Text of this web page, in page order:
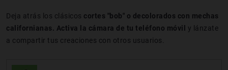
Deja atrás los clásicos cortes "bob" o decolorados con mechas
californianas. Activa la cámara de tu teléfono móvil
y lánzate
a compartir tus creaciones con otros usuarios.